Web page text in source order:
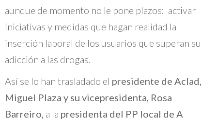
aunque de momento no le pone plazos: activar
iniciativas y medidas que hagan realidad la
inserción laboral de los usuarios que superan su
adicción a las drogas.
Así se lo han trasladado el presidente de Aclad,
Miguel Plaza y su vicepresidenta, Rosa
Barreiro, a la presidenta del PP local de A